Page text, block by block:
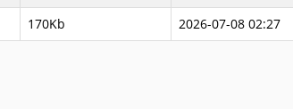
170Kb 2026-07-08 02:27